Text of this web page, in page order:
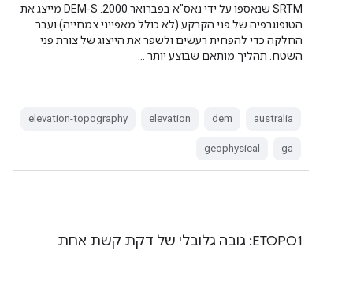
SRTM שנאספו על ידי נאס"א בפברואר 2000. ‫DEM-S מייצג את
הטופוגרפיה של פני הקרקע (לא כולל מאפייני צמחייה) ועבר
החלקה כדי להפחית רעשים ולשפר את הייצוג של צורת פני
השטח. תהליך מותאם שבוצע יותר …
australia
dem
elevation
elevation-topography
ga
geophysical
‫ETOPO1: גובה גלובלי של דקת קשת אחת